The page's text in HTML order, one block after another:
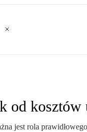
od
jest rola